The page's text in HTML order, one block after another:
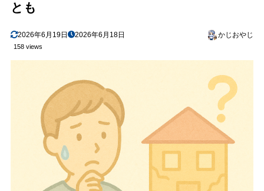
とも
2026年6月19日 2026年6月18日 かじおやじ
158 views